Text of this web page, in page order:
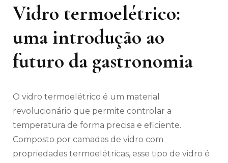
Vidro termoelétrico:
uma introdução ao
futuro da gastronomia
O vidro termoelétrico é um material
revolucionário que permite controlar a
temperatura de forma precisa e eficiente.
Composto por camadas de vidro com
propriedades termoelétricas, esse tipo de vidro é